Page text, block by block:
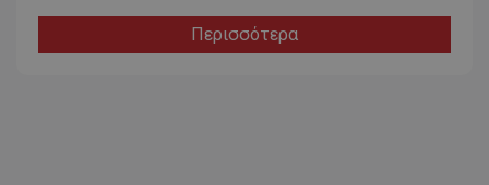
Περισσότερα